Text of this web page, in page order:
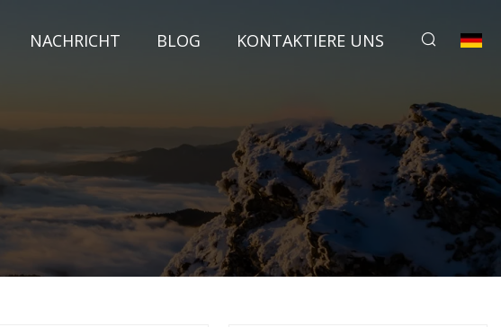
NACHRICHT BLOG KONTAKTIERE UNS